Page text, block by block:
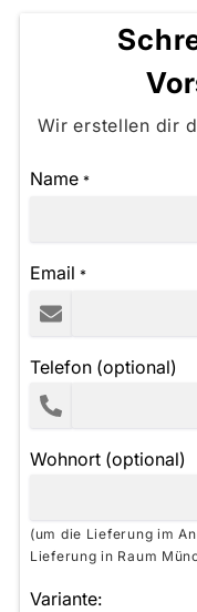
Wir erstellen dir
Name *
Email *
Telefon (optional)
Wohnort (optional)
(um die Lieferung im
Lieferung in Raum
Variante: